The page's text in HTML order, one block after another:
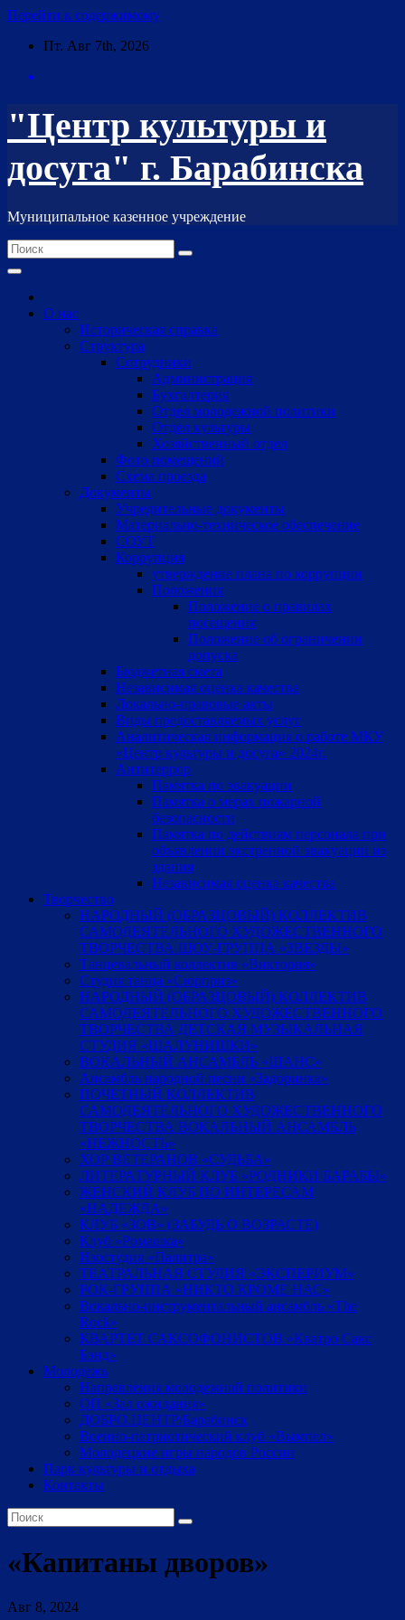
Перейти к содержимому
Пт. Авг 7th, 2026
"Центр культуры и
досуга" г. Барабинска
Муниципальное казенное учреждение
О нас
Историческая справка
Структура
Сотрудники
Администрация
Бухгалтерия
Отдел молодежной политики
Отдел культуры
Хозяйственный отдел
Фото помещений
Схема проезда
Документы
Учредительные документы
Материально-техническое обеспечение
СОУТ
Коррупция
утверждение плана по коррупции
Положения
Положение о правилах
посещения
Положение об ограничении
допуска
Бюджетная смета
Независимая оценка качества
Локально-правовые акты
Виды предоставляемых услуг
Аналитическая информация о работе МКУ
«Центр культуры и досуга» 2024г.
Антитеррор
Памятка по эвакуации
Памятка о мерах пожарной
безопасности
Памятка по действиям персонала при
объявлении экстренной эвакуации из
здания
Независимая оценка качества
Творчество
НАРОДНЫЙ (ОБРАЗЦОВЫЙ) КОЛЛЕКТИВ
САМОДЕЯТЕЛЬНОГО ХУДОЖЕСТВЕННОГО
ТВОРЧЕСТВА ШОУ-ГРУППА «ЗВЕЗДЫ»
Танцевальный коллектив «Виктория»
Студия танца «Сюрприз»
НАРОДНЫЙ (ОБРАЗЦОВЫЙ) КОЛЛЕКТИВ
САМОДЕЯТЕЛЬНОГО ХУДОЖЕСТВЕННОГО
ТВОРЧЕСТВА ДЕТСКАЯ МУЗЫКАЛЬНАЯ
СТУДИЯ «ШАЛУНИШКИ»
ВОКАЛЬНЫЙ АНСАМБЛЬ «ШАНС»
Ансамбль народной песни «Задоринка»
ПОЧЕТНЫЙ КОЛЛЕКТИВ
САМОДЕЯТЕЛЬНОГО ХУДОЖЕСТВЕННОГО
ТВОРЧЕСТВА ВОКАЛЬНЫЙ АНСАМБЛЬ
«НЕЖНОСТЬ»
ХОР ВЕТЕРАНОВ «СУДЬБА»
ЛИТЕРАТУРНЫЙ КЛУБ «РОДНИКИ БАРАБЫ»
ЖЕНСКИЙ КЛУБ ПО ИНТЕРЕСАМ
«НАДЕЖДА»
КЛУБ «ЗОВ» (ЗАБУДЬ О ВОЗРАСТЕ)
Клуб «Ромашка»
Изостудия «Палитра»
ТЕАТРАЛЬНАЯ СТУДИЯ «ЭКСПЕРИУМ»
РОК-ГРУППА «НИКТО КРОМЕ НАС»
Вокально-инструментальный ансамбль «The
Rock»
КВАРТЕТ САКСОФОНИСТОВ «Кватро Сакс
Бэнд»
Молодежь
Направления молодежной политики
ОП «Зал ожидания»
ДОБРО.ЦЕНТР/Барабинск
Военно-патриотический клуб «Вымпел»
Молодецкие игры народов России
Парк культуры и отдыха
Контакты
«Капитаны дворов»
Авг 8, 2024